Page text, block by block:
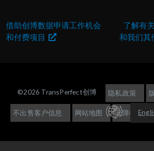
借助创博数据申请工作机会
和付费项目
了解有
和我们其
©2026 TransPerfect创博 隐私政策
不出售客户信息 网站地图 无障碍访问